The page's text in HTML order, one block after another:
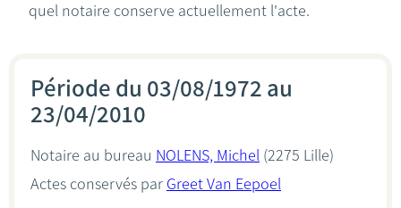
quel notaire conserve actuellement l'acte.
Période du 03/08/1972 au
23/04/2010
Notaire au bureau NOLENS, Michel (2275 Lille)
Actes conservés par Greet Van Eepoel